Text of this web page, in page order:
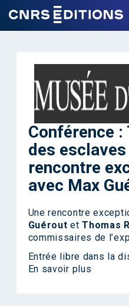
Conférence :
des
rencontre
avec Max
Une rencontre
Guérout etThomas
commissaires de
Entrée libre dans la
En savoir plus